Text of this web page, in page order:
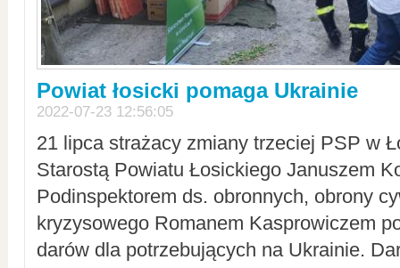
Powiat łosicki pomaga Ukrainie
2022-07-23 12:56:05
21 lipca strażacy zmiany trzeciej PSP w
Starostą Powiatu Łosickiego Januszem
Podinspektorem ds. obronnych, obrony
kryzysowego Romanem Kasprowiczem
darów dla potrzebujących na Ukrainie.